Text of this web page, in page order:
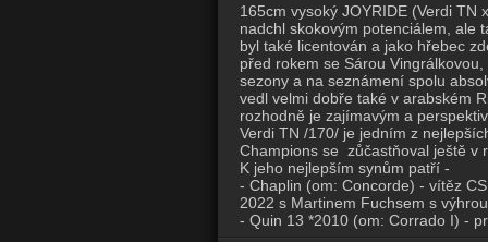
165cm vysoký JOYRIDE (Verdi
nadchl skokovým potenciálem, ale
byl také licentován a jako hřebec
před rokem se Sárou
sezony a na seznámení spolu
vedl velmi dobře také v arabském
rozhodně je zajímavým a
Verdi TN /170/ je jedním z
Champions se zůčastňoval ještě v
K jeho nejlepším synům patří -
- Chaplin (om: Concorde) - vítěz
2022 s Martinem Fuchsem s
- Quin 13 *2010 (om: Corrado I) -